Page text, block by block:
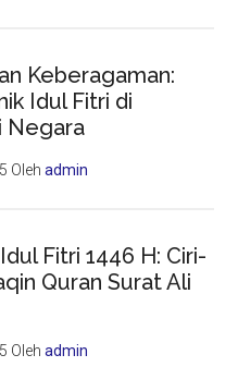
Keberagaman:
Idul Fitri di
Negara
Olehadmin
Fitri 1446 H: Ciri-
Quran Surat Ali
Olehadmin